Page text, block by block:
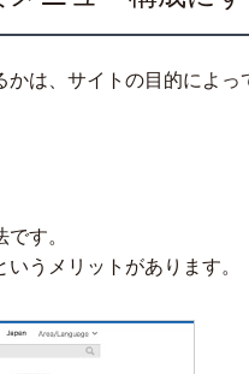
は、サイトの目的によっ
す。
うメリットがあります。